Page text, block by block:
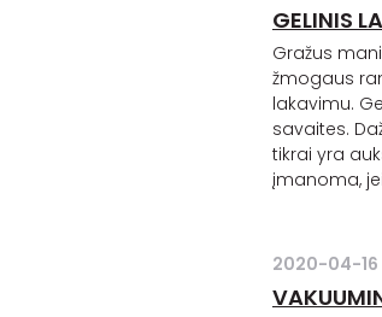
GELINIS
Gražus
žmogaus
lakavimu.
savaites.
tikrai yra
įmanoma,
2020-04-16